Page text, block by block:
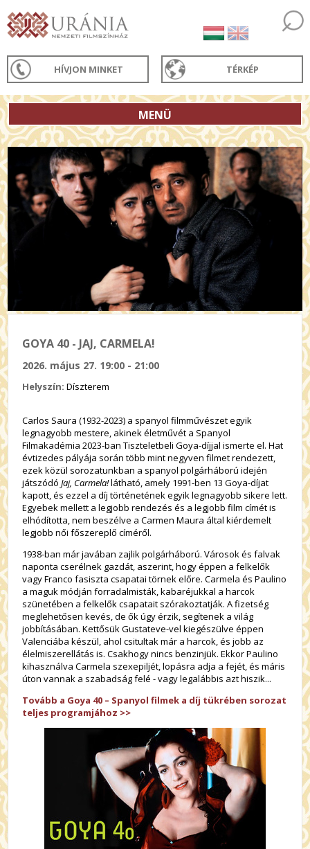
HÍVJON MINKET TÉRKÉP
MENÜ
GOYA 40 - JAJ, CARMELA!
2026. május 27. 19:00 - 21:00
Helyszín:Díszterem
Carlos Saura (1932-2023) a spanyol filmművészet egyik
legnagyobb mestere, akinek életművét a Spanyol
Filmakadémia 2023-ban Tiszteletbeli Goya-díjjal ismerte el. Hat
évtizedes pályája során több mint negyven filmet rendezett,
ezek közül sorozatunkban a spanyol polgárháború idején
játszódóJaj, Carmela!látható, amely 1991-ben 13 Goya-díjat
kapott, és ezzel a díj történetének egyik legnagyobb sikere lett.
Egyebek mellett a legjobb rendezés és a legjobb film címét is
elhódította, nem beszélve a Carmen Maura által kiérdemelt
legjobb női főszereplő címéről.
1938-ban már javában zajlik polgárháború. Városok és falvak
naponta cserélnek gazdát, aszerint, hogy éppen a felkelők
vagy Franco fasiszta csapatai törnek előre. Carmela és Paulino
a maguk módján forradalmisták, kabaréjukkal a harcok
szünetében a felkelők csapatait szórakoztatják. A fizetség
meglehetősen kevés, de ők úgy érzik, segítenek a világ
jobbításában. Kettősük Gustateve-vel kiegészülve éppen
Valenciába készül, ahol csitultak már a harcok, és jobb az
élelmiszerellátás is. Csakhogy nincs benzinjük. Ekkor Paulino
kihasználva Carmela szexepiljét, lopásra adja a fejét, és máris
úton vannak a szabadság felé - vagy legalábbis azt hiszik...
Tovább a Goya 40 – Spanyol filmek a díj tükrében sorozat
teljes programjához >>